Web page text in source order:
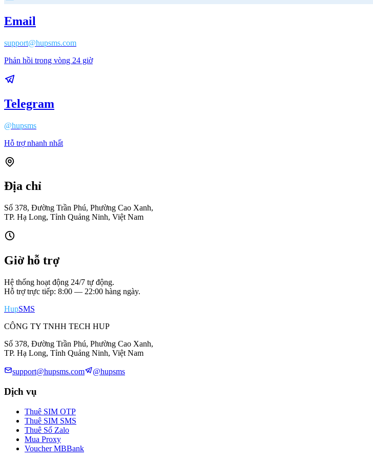
Email
support@hupsms.com
Phản hồi trong vòng 24 giờ
Telegram
@hupsms
Hỗ trợ nhanh nhất
Địa chỉ
Số 378, Đường Trần Phú, Phường Cao Xanh,
TP. Hạ Long, Tỉnh Quảng Ninh, Việt Nam
Giờ hỗ trợ
Hệ thống hoạt động 24/7 tự động.
Hỗ trợ trực tiếp: 8:00 — 22:00 hàng ngày.
HupSMS
CÔNG TY TNHH TECH HUP
Số 378, Đường Trần Phú, Phường Cao Xanh,
TP. Hạ Long, Tỉnh Quảng Ninh, Việt Nam
support@hupsms.com @hupsms
Dịch vụ
Thuê SIM OTP
Thuê SIM SMS
Thuê Số Zalo
Mua Proxy
Voucher MBBank